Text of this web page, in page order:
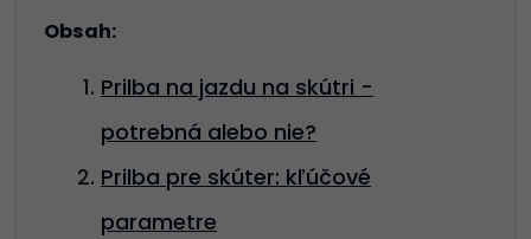
Obsah:
Prilba na jazdu na skútri -
potrebná alebo nie?
Prilba pre skúter: kľúčové
parametre